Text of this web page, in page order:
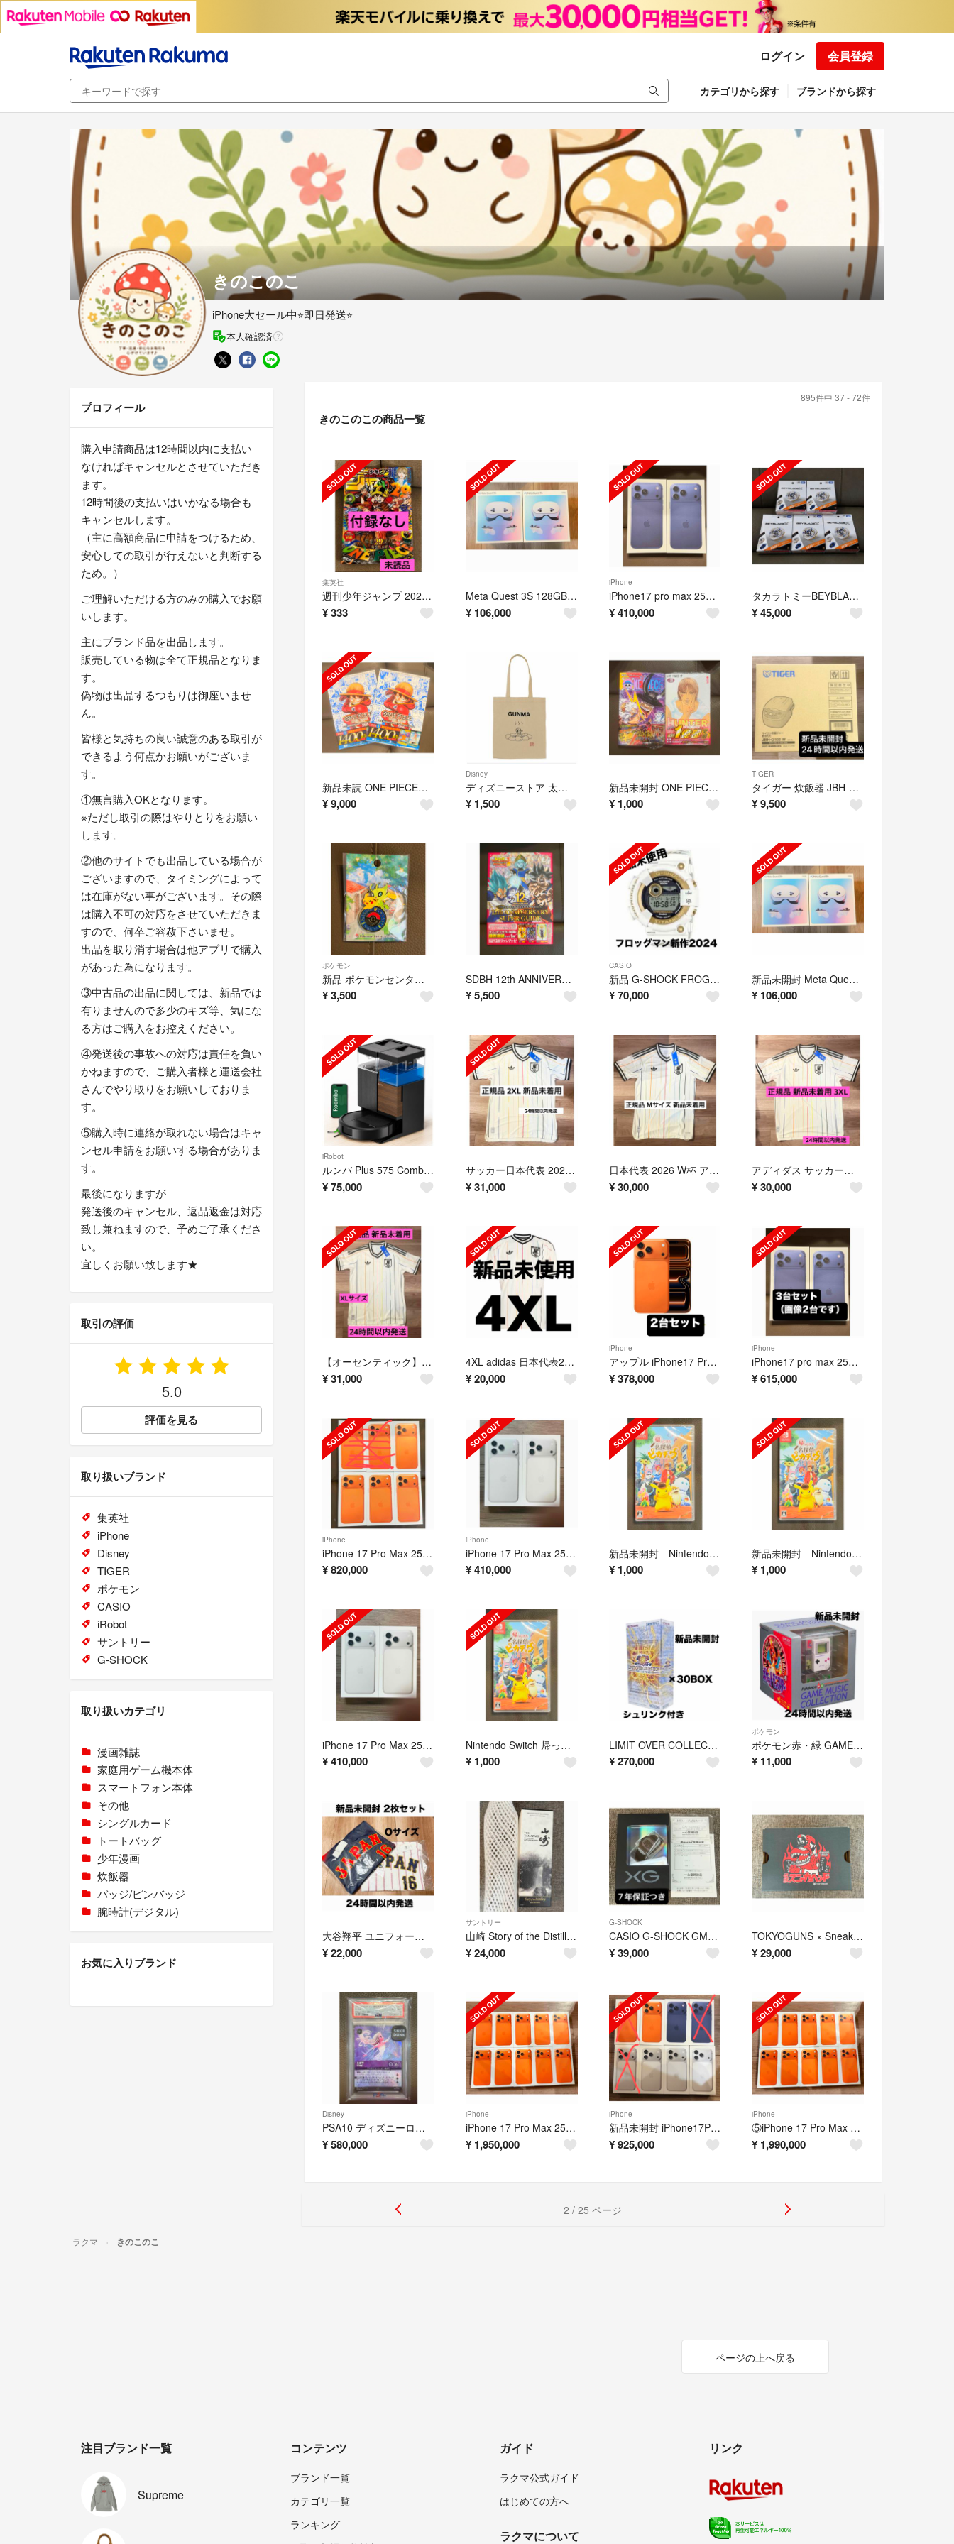
ログイン 会員登録
カテゴリから探す ブランドから探す
きのこのこ
iPhone大セール中⭐︎即日発送⭐︎
本人確認済
895件中 37 - 72件
きのこのこの商品一覧
集英社
週刊少年ジャンプ 2026年33号 ※付録のカードなし
¥333
Meta Quest 3S 128GB 2台セット 新品未開封
¥ 106,000
iPhone
iPhone17 pro max 256GB 2台セット
¥ 410,000
タカラトミーBEYBLADE X ベイブレードX UX-20 5個セット
¥45,000
新品未読 ONE PIECEカードゲーム3周年ガイド 2冊
¥9,000
Disney
ディズニーストア 太田店1周年限定 GUNMA トートバッグ
¥ 1,500
新品未開封 ONE PIECE115巻 HUNTER×HUNTER39巻 2冊
¥ 1,000
TIGER
タイガー 炊飯器 JBH-G102 W 5.5合 ホワイト 新品
¥9,500
ポケモン
新品 ポケモンセンターナゴヤ限定 ピカチュウ セレビィ ピンバッジ
¥3,500
SDBH 12th ANNIVERSARY SUPER GUIDE
¥5,500
CASIO
新品 G-SHOCK FROGMAN GW-8201K-7JR イルクジ
¥ 70,000
新品未開封 Meta Quest 3S 128GB 2台セット 国内正規品
¥ 106,000
iRobot
ルンバ Plus 575 Combo AutoWash 水拭き対応
¥75,000
サッカー日本代表 2026 アウェイ オーセンティックユニフォーム 2XL
¥31,000
日本代表 2026 W杯 アウェイ 半袖オーセンティックユニフォーム
¥ 30,000
アディダス サッカー日本代表 2026 アウェイ オーセンティック 3XL
¥30,000
【オーセンティック】日本代表 アウェイ ユニフォーム 2026 XL
¥31,000
4XL adidas 日本代表2026 レプリカ 半袖 JFA 新品
¥20,000
iPhone
アップル iPhone17 Pro 256GB コズミックオレンジ2台
¥ 378,000
iPhone
iPhone17 pro max 256GB 3台セット
¥615,000
iPhone
iPhone 17 Pro Max 256GB コズミックオレンジ 4台セット
¥820,000
iPhone
iPhone 17 Pro Max 256GB シルバー 2台セット
¥410,000
新品未開封 Nintendo Switch 帰ってきた 名探偵ピカチュウ
¥ 1,000
新品未開封 Nintendo Switch 帰ってきた 名探偵ピカチュウ
¥ 1,000
iPhone 17 Pro Max 256GB シルバー 2台セット
¥410,000
Nintendo Switch 帰ってきた 名探偵ピカチュウ
¥ 1,000
LIMIT OVER COLLECTION -THE RIVALS- 30BOX
¥ 270,000
ポケモン
ポケモン赤・緑 GAME MUSIC COLLECTION
¥ 11,000
大谷翔平 ユニフォーム ホーム＆ビジター 2枚セット Oサイズ
¥22,000
サントリー
山崎 Story of the Distillery 2026 EDITION
¥24,000
G-SHOCK
CASIO G-SHOCK GM-S5600XG-1JR
¥ 39,000
TOKYOGUNS × Sneaker Headz 「怪獣スニーカヘッド」
¥29,000
Disney
PSA10 ディズニーロルカナ 「エルサ 冬の精霊」エンチャンテッド
¥580,000
iPhone
iPhone 17 Pro Max 256GB コズミックオレンジ 10台
¥ 1,950,000
iPhone
新品未開封 iPhone17Pro 256G 5台セット
¥ 925,000
iPhone
⑤iPhone 17 Pro Max 256GB コズミックオレンジ 10台
¥ 1,990,000
2 / 25 ページ
プロフィール
購入申請商品は12時間以内に支払い
なければキャンセルとさせていただき
ます。
12時間後の支払いはいかなる場合も
キャンセルします。
（主に高額商品に申請をつけるため、
安心しての取引が行えないと判断する
ため。）
ご理解いただける方のみの購入でお願
いします。
主にブランド品を出品します。
販売している物は全て正規品となりま
す。
偽物は出品するつもりは御座いませ
ん。
皆様と気持ちの良い誠意のある取引が
できるよう何点かお願いがございま
す。
①無言購入OKとなります。
※ただし取引の際はやりとりをお願い
します。
②他のサイトでも出品している場合が
ございますので、タイミングによって
は在庫がない事がございます。その際
は購入不可の対応をさせていただきま
すので、何卒ご容赦下さいませ。
出品を取り消す場合は他アプリで購入
があった為になります。
③中古品の出品に関しては、新品では
有りませんので多少のキズ等、気にな
る方はご購入をお控えください。
④発送後の事故への対応は責任を負い
かねますので、ご購入者様と運送会社
さんでやり取りをお願いしておりま
す。
⑤購入時に連絡が取れない場合はキャ
ンセル申請をお願いする場合がありま
す。
最後になりますが
発送後のキャンセル、返品返金は対応
致し兼ねますので、予めご了承くださ
い。
宜しくお願い致します★
取引の評価
5.0
評価を見る
取り扱いブランド
集英社
iPhone
Disney
TIGER
ポケモン
CASIO
iRobot
サントリー
G-SHOCK
取り扱いカテゴリ
漫画雑誌
家庭用ゲーム機本体
スマートフォン本体
その他
シングルカード
トートバッグ
少年漫画
炊飯器
バッジ/ピンバッジ
腕時計(デジタル)
お気に入りブランド
ラクマ きのこのこ
ページの上へ戻る
注目ブランド一覧
Supreme
コンテンツ
ブランド一覧
カテゴリ一覧
ランキング
ガイド
ラクマ公式ガイド
はじめての方へ
ラクマについて
リンク